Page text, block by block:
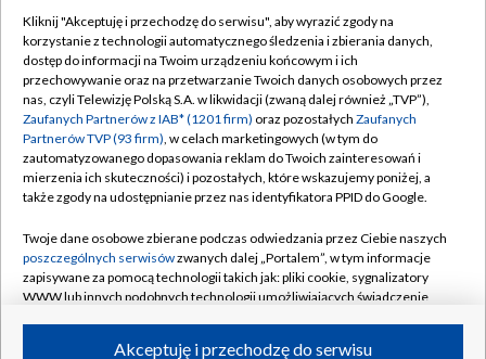
TVP
Abonament TVP
Emisja w TVP
Centrum informacji TVP
Naziemna Telewizja Cyfrowa
Rada Programowa
System NOS
Informacje o nadawcy
Regulamin TVP
Polityka prywatności
Moje zgody
Pomoc
Kontakt
Kanały
Kliknij "Akceptuję i przechodzę do serwisu", aby wyrazić zgody na
korzystanie z technologii automatycznego śledzenia i zbierania danych,
dostęp do informacji na Twoim urządzeniu końcowym i ich
przechowywanie oraz na przetwarzanie Twoich danych osobowych przez
nas, czyli Telewizję Polską S.A. w likwidacji (zwaną dalej również „TVP”),
Zaufanych Partnerów z IAB* (1201 firm) oraz pozostałych Zaufanych
Partnerów TVP (93 firm), w celach marketingowych (w tym do
zautomatyzowanego dopasowania reklam do Twoich zainteresowań i
mierzenia ich skuteczności) i pozostałych, które wskazujemy poniżej, a
także zgody na udostępnianie przez nas identyfikatora PPID do Google.
Twoje dane osobowe zbierane podczas odwiedzania przez Ciebie naszych
poszczególnych serwisówzwanych dalej „Portalem”, w tym informacje
zapisywane za pomocą technologii takich jak: pliki cookie, sygnalizatory
WWW lub innych podobnych technologii umożliwiających świadczenie
ruchu w Internecie.Akceptuję i przechodzę do serwisu